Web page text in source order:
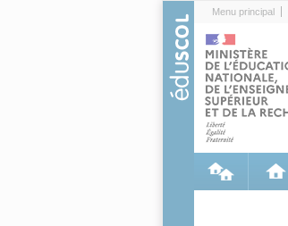
Menu principal